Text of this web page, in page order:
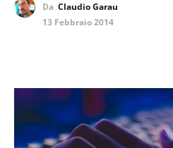
Da Claudio Garau
13 Febbraio 2014